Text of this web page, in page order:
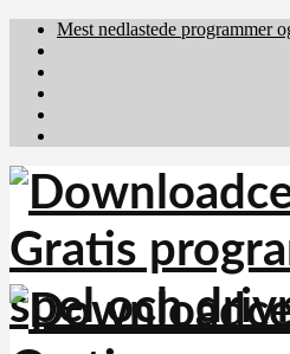
Mest nedlastede programmer